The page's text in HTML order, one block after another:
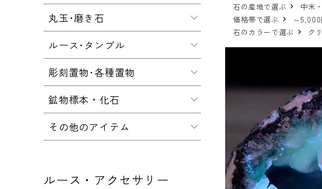
石の産地で選ぶ
中米
価格帯で選ぶ
～5,000
石のカラーで選ぶ
ク
丸玉･磨き石
ルース･タンブル
彫刻置物･各種置物
鉱物標本・化石
その他のアイテム
ルース・アクセサリー